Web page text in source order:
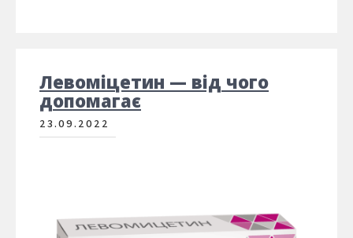
Левоміцетин — від чого
допомагає
23.09.2022